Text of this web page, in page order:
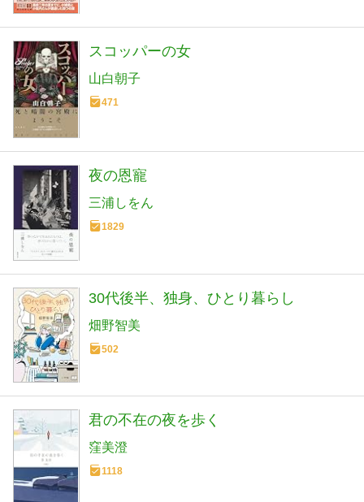
スコッパーの女
山白朝子
471
夜の恩寵
三浦しをん
1829
30代後半、独身、ひとり暮らし
畑野智美
502
君の不在の夜を歩く
窪美澄
1118